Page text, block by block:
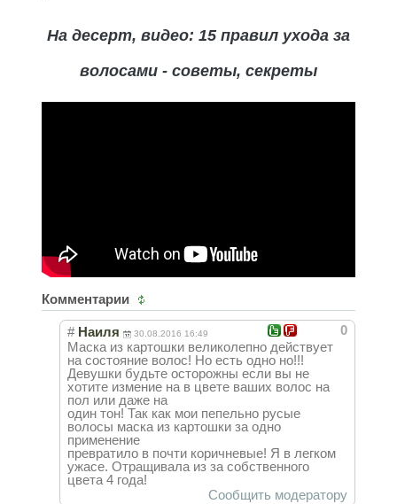
На десерт, видео: 15 правил ухода за
волосами - советы, секреты
Комментарии
0
# Наиля 30.08.2016 16:49
Маска из картошки великолепно действует
на состояние волос! Но есть одно но!!!
Девушки будьте осторожны если вы не
хотите измение на в цвете ваших волос на
пол или даже на
один тон! Так как мои пепельно русые
волосы маска из картошки за одно
применение
превратило в почти коричневые! Я в легком
ужасе. Отращивала из за собственного
цвета 4 года!
Сообщить модератору